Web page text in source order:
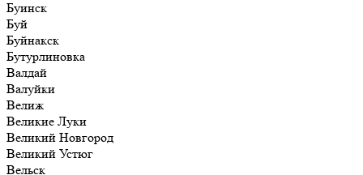
Буинск
Буй
Буйнакск
Бутурлиновка
Валдай
Валуйки
Велиж
Великие Луки
Великий Новгород
Великий Устюг
Вельск